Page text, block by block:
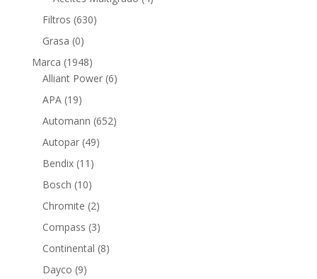
Filtros 630630
Grasa 00
productos
Marca 19481948
productos
Alliant Power 66
APA 1919
productos
Automann 652652
Autopar 4949
Bendix 11 11
productos
Bosch 1010
productos
Chromite 22
productos
Compass 33
productos
Continental 88
Dayco 99